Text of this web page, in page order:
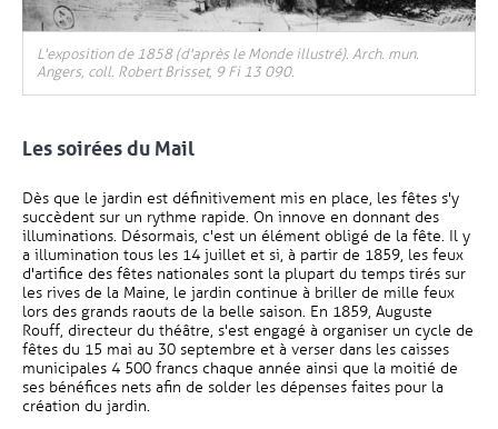
L'exposition de 1858 (d'après le Monde illustré). Arch. mun.
Angers, coll. Robert Brisset, 9 Fi 13 090.
Les soirées du Mail
Dès que le jardin est définitivement mis en place, les fêtes s'y
succèdent sur un rythme rapide. On innove en donnant des
illuminations. Désormais, c'est un élément obligé de la fête. Il y
a illumination tous les 14 juillet et si, à partir de 1859, les feux
d'artifice des fêtes nationales sont la plupart du temps tirés sur
les rives de la Maine, le jardin continue à briller de mille feux
lors des grands raouts de la belle saison. En 1859, Auguste
Rouff, directeur du théâtre, s'est engagé à organiser un cycle de
fêtes du 15 mai au 30 septembre et à verser dans les caisses
municipales 4 500 francs chaque année ainsi que la moitié de
ses bénéfices nets afin de solder les dépenses faites pour la
création du jardin.